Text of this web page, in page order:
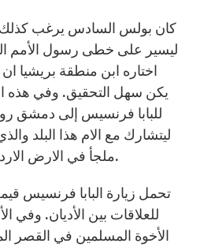
كان بولس السادس يرغب
ليسير على خطى رسول الأمم
اختاره ابن منطقة بريشيا
يكن سهل التحقيق. وفي هذه
للبابا فرنسيس إلى دمشق
ليتشارك مع الام هذا البلد
ملجأ في الارض الاردنية المضيافة على الدوام.
تحمل زيارة البابا فرنسيس
للعلاقات بين الأديان. وفي
الأخوة المسلمين في القصر